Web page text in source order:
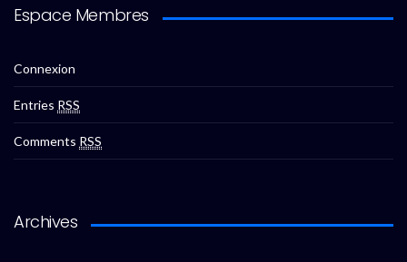
Espace Membres
Connexion
Entries RSS
Comments RSS
Archives